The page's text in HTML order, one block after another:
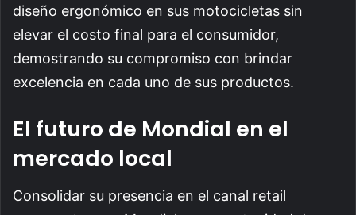
diseño ergonómico en sus motocicletas sin
elevar el costo final para el consumidor,
demostrando su compromiso con brindar
excelencia en cada uno de sus productos.
El futuro de Mondial en el
mercado local
Consolidar su presencia en el canal retail